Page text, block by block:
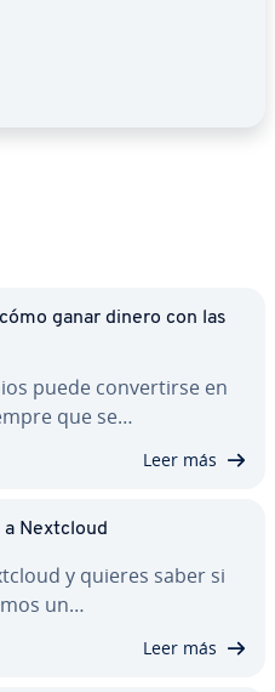
ganar dinero con las
puede co­n­ve­r­ti­r­se en
que se…
Leer más
Nextcloud
y quieres saber si
un…
Leer más